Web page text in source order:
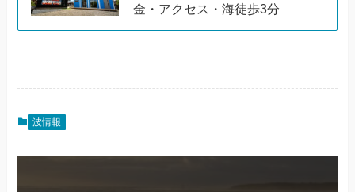
金・アクセス・海徒歩3分
波情報